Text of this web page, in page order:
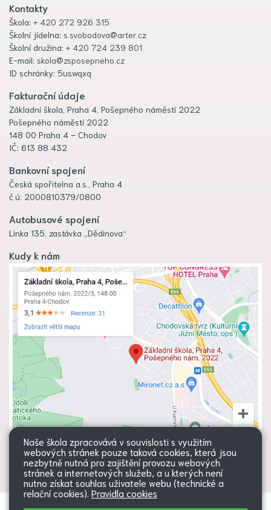
Kontakty
Škola: + 420 272 926 315
Školní jídelna: s.svobodova@arter.cz
Školní družina: + 420 724 239 801
E-mail: skola@zsposepneho.cz
ID schránky: 5uswqxq
Fakturační údaje
Základní škola, Praha 4, Pošepného náměstí 2022
Pošepného náměstí 2022
148 00 Praha 4 – Chodov
IČ: 613 88 432
Bankovní spojení
Česká spořitelna a.s., Praha 4
č.ú: 2000810379/0800
Autobusové spojení
Linka 135, zastávka „Dědinova“
Kudy k nám
Naše škola zpracovává v souvislosti s využitím
webových stránek pouze taková cookies, která jsou
nezbytně nutná pro zajištění provozu webových
stránek a internetových služeb, a u kterých není
nutno získat souhlas uživatele webu (technické a
relační cookies). Pravidla cookies